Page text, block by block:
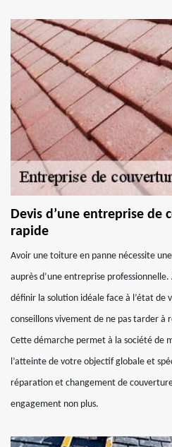
Devis d’une entreprise de
rapide
Avoir une toiture en panne nécessite
auprès d’une entreprise
définir la solution idéale face à l’état de
conseillons vivement de ne pas tarder à
Cette démarche permet à la société de
l’atteinte de votre objectif globale et
réparation et changement de
engagement non plus.